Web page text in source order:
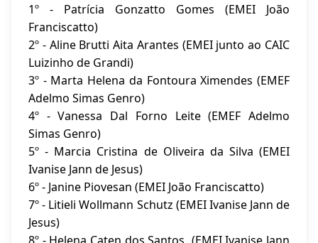
1º - Patrícia Gonzatto Gomes (EMEI João
Franciscatto)
2º - Aline Brutti Aita Arantes (EMEI junto ao CAIC
Luizinho de Grandi)
3º - Marta Helena da Fontoura Ximendes (EMEF
Adelmo Simas Genro)
4º - Vanessa Dal Forno Leite (EMEF Adelmo
Simas Genro)
5º - Marcia Cristina de Oliveira da Silva (EMEI
Ivanise Jann de Jesus)
6º - Janine Piovesan (EMEI João Franciscatto)
7º - Litieli Wollmann Schutz (EMEI Ivanise Jann de
Jesus)